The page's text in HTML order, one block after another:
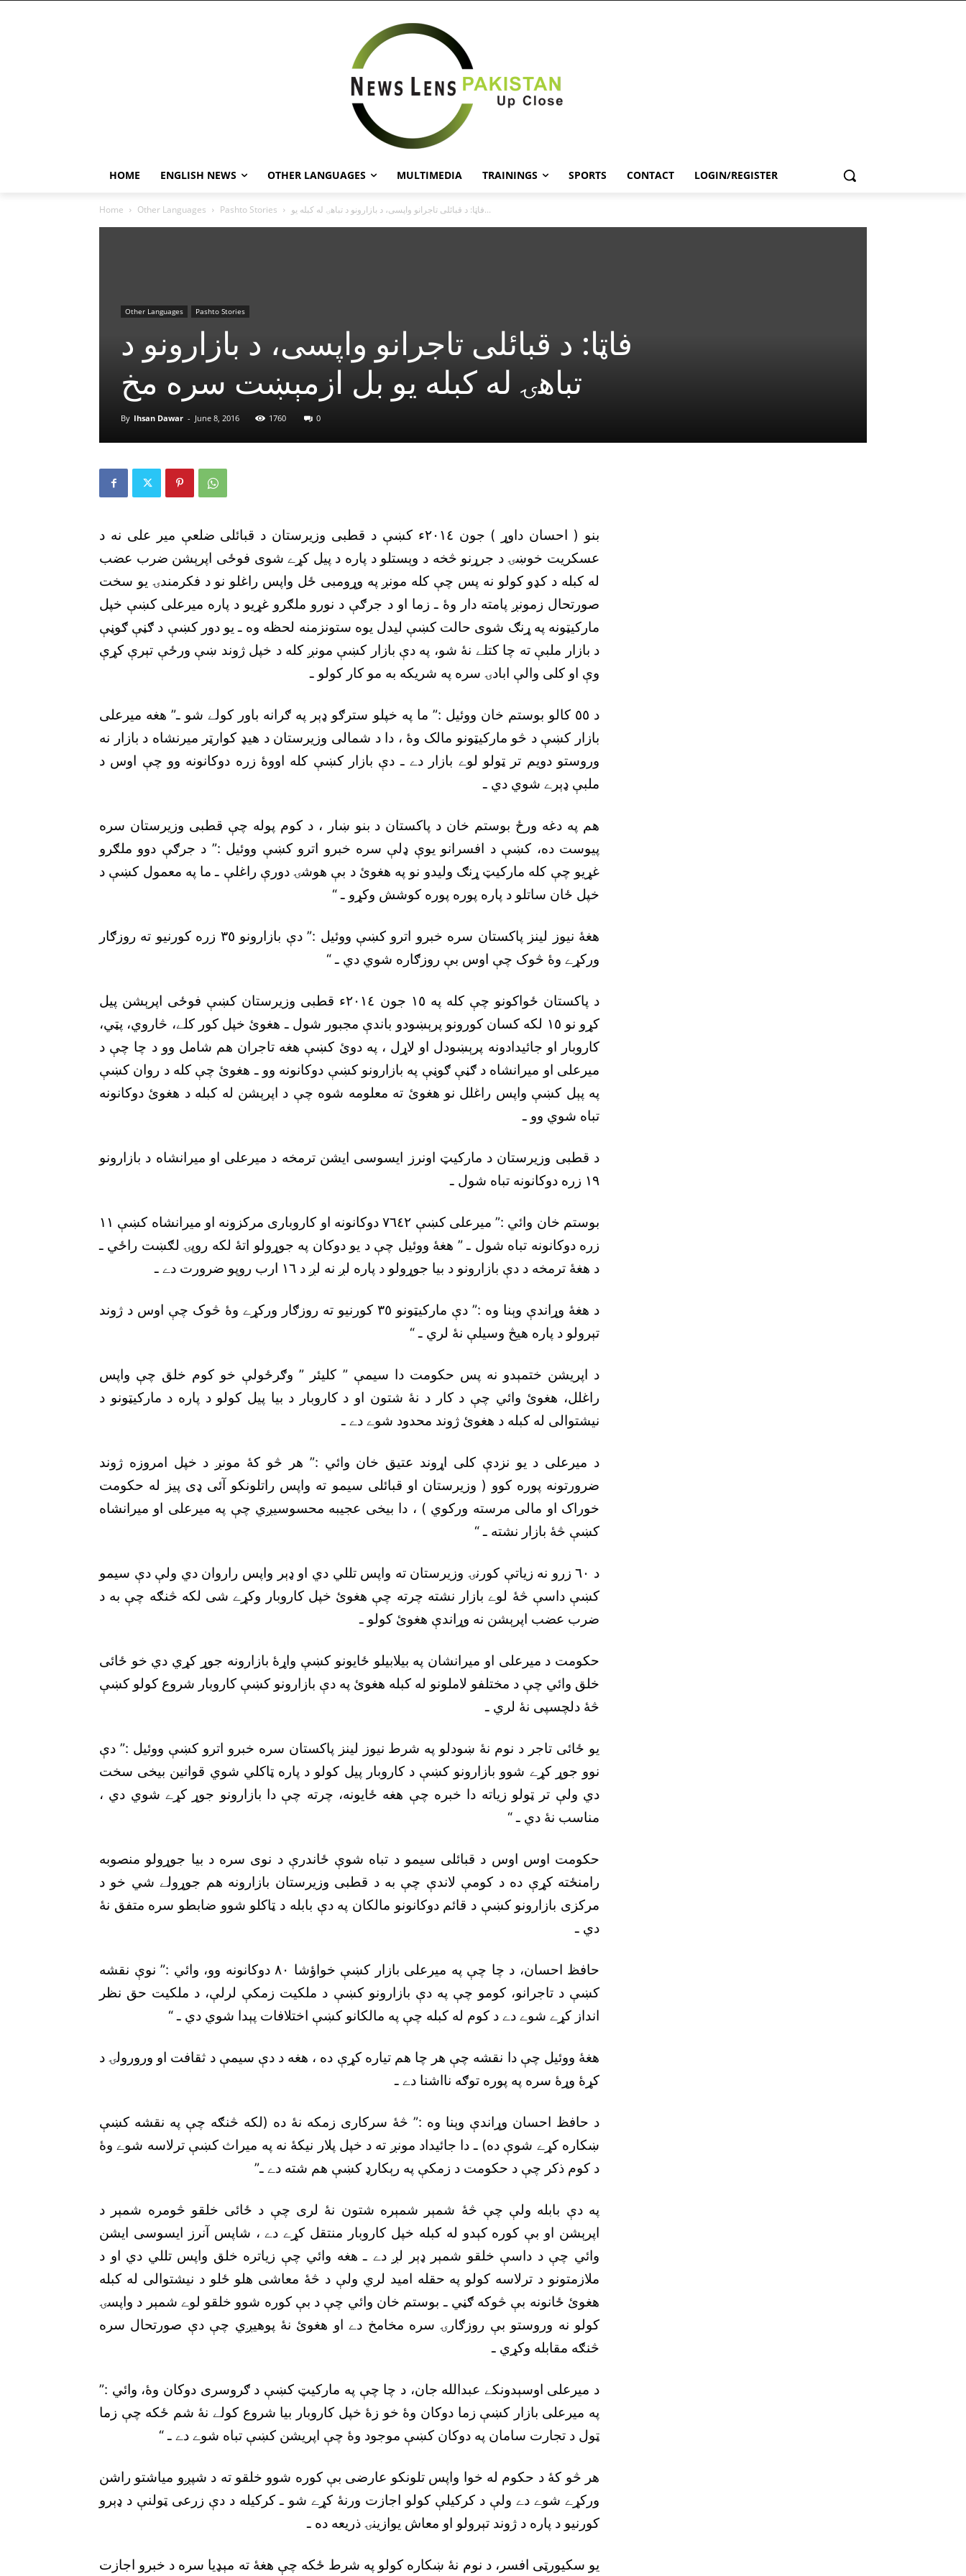
HOME ENGLISH NEWS OTHER LANGUAGES MULTIMEDIA TRAININGS SPORTS CONTACT LOGIN/REGISTER
Home Other Languages Pashto Stories فاټا: د قبائلى تاجرانو واپسى، د بازارونو د تباهۍ له کبله يو...
Other Languages Pashto Stories
فاټا: د قبائلى تاجرانو واپسى، د بازارونو د
تباهۍ له کبله يو بل ازمېښت سره مخ
By Ihsan Dawar - June 8, 2016 1760 0
بنو ( احسان داوړ ) جون ٢٠١٤ء کښې د قطبى وزيرستان د قبائلى ضلعې مير على نه د
عسکريت خوښۍ د جرړنو څخه د وېستلو د پاره د پيل کړے شوى فوځى اپرېشن ضرب عضب
له کبله د کډو کولو نه پس چې کله مونږ په وړومبى ځل واپس راغلو نو د فکرمندۍ يو سخت
صورتحال زمونږ پامته دار وۀ ـ زما او د جرګې د نورو ملګرو غړيو د پاره ميرعلى کښې خپل
مارکيټونه په ړنګ شوى حالت کښې ليدل يوه ستونزمنه لحظه وه ـ يو دور کښې د ګڼې ګوڼې
د بازار ملبې ته چا کتلے نۀ شو، په دې بازار کښې مونږ کله د خپل ژوند ښې ورځې تېرې کړې
وې او کلى والې ابادۍ سره په شريکه به مو کار کولو ـ
د ٥٥ کالو بوستم خان ووئيل :” ما په خپلو سترګو ډېر په ګرانه باور کولے شو ـ” هغه ميرعلى
بازار کښې د څو مارکيټونو مالک وۀ ، دا د شمالى وزيرستان د هيډ کوارټر ميرنشاه د بازار نه
وروستو دويم تر ټولو لوے بازار دے ـ دې بازار کښې کله اووۀ زره دوکانونه وو چې اوس د
ملبې ډېرے شوي دي ـ
هم په دغه ورځ بوستم خان د پاکستان د بنو ښار ، د کوم پوله چې قطبى وزيرستان سره
پيوست ده، کښې د افسرانو يوې ډلې سره خبرو اترو کښې ووئيل :” د جرګې دوو ملګرو
غړيو چې کله مارکيټ ړنګ وليدو نو په هغوئ د بې هوشۍ دورې راغلې ـ ما په معمول کښې د
خپل ځان ساتلو د پاره پوره پوره کوشش وکړو ـ “
هغۀ نيوز لينز پاکستان سره خبرو اترو کښې ووئيل :” دې بازارونو ٣٥ زره کورنيو ته روزګار
ورکړے وۀ څوک چې اوس بې روزګاره شوي دي ـ “
د پاکستان ځواکونو چې کله په ١٥ جون ٢٠١٤ء قطبى وزيرستان کښې فوځى اپرېشن پيل
کړو نو ١٥ لکه کسان کورونو پرېښودو باندې مجبور شول ـ هغوئ خپل کور کلے، څاروي، پټي،
کاروبار او جائيدادونه پرېښودل او لاړل ، په دوئ کښې هغه تاجران هم شامل وو د چا چې د
ميرعلى او ميرانشاه د ګڼې ګوڼې په بازارونو کښې دوکانونه وو ـ هغوئ چې کله د روان کښې
په پېل کښې واپس راغلل نو هغوئ ته معلومه شوه چې د اپرېشن له کبله د هغوئ دوکانونه
تباه شوي وو ـ
د قطبى وزيرستان د مارکيټ اونرز ايسوسى ايشن ترمخه د ميرعلى او ميرانشاه د بازارونو
١٩ زره دوکانونه تباه شول ـ
بوستم خان وائي :” ميرعلى کښې ٧٦٤٢ دوکانونه او کاروبارى مرکزونه او ميرانشاه کښې ١١
زره دوکانونه تباه شول ـ ” هغۀ ووئيل چې د يو دوکان په جوړولو اتۀ لکه روپۍ لګښت راځي ـ
د هغۀ ترمخه د دې بازارونو د بيا جوړولو د پاره لږ نه لږ د ١٦ ارب روپو ضرورت دے ـ
د هغۀ وړاندې وېنا وه :” دې مارکيټونو ٣٥ کورنيو ته روزګار ورکړے وۀ څوک چې اوس د ژوند
تېرولو د پاره هيڅ وسيلې نۀ لري ـ “
د اپريشن ختمېدو نه پس حکومت دا سيمې ” کليئر ” وګرځولې خو کوم خلق چې واپس
راغلل، هغوئ وائي چې د کار د نۀ شتون او د کاروبار د بيا پيل کولو د پاره د مارکيټونو د
نيشتوالى له کبله د هغوئ ژوند محدود شوے دے ـ
د ميرعلى د يو نزدې کلى اړوند عتيق خان وائي :” هر څو کۀ مونږ د خپل امروزه ژوند
ضرورتونه پوره کوو ( وزيرستان او قبائلى سيمو ته واپس راتلونکو آئى ډى پيز له حکومت
خوراک او مالى مرسته ورکوي ) ، دا بيخى عجيبه محسوسيږي چې په ميرعلى او ميرانشاه
کښې څۀ بازار نشته ـ “
د ٦٠ زرو نه زياتې کورنۍ وزيرستان ته واپس تللي دي او ډېر واپس راروان دي ولې دې سيمو
کښې داسې څۀ لوے بازار نشته چرته چې هغوئ خپل کاروبار وکړے شى لکه څنګه چې به د
ضرب عضب اپرېشن نه وړاندې هغوئ کولو ـ
حکومت د ميرعلى او ميرانشان په بيلابيلو ځايونو کښې واړۀ بازارونه جوړ کړي دي خو ځائى
خلق وائي چې د مختلفو لاملونو له کبله هغوئ په دې بازارونو کښې کاروبار شروع کولو کښې
څۀ دلچسپى نۀ لري ـ
يو ځائى تاجر د نوم نۀ ښودلو په شرط نيوز لينز پاکستان سره خبرو اترو کښې ووئيل :” دې
نوو جوړ کړے شوو بازارونو کښې د کاروبار پيل کولو د پاره ټاکلي شوي قوانين بيخى سخت
دي ولې تر ټولو زياته دا خبره چې هغه ځايونه، چرته چې دا بازارونو جوړ کړے شوي دي ،
مناسب نۀ دي ـ “
حکومت اوس اوس د قبائلى سيمو د تباه شوې ځاندرې د نوى سره د بيا جوړولو منصوبه
رامنځته کړې ده د کومې لاندې چې به د قطبى وزيرستان بازارونه هم جوړولے شي خو د
مرکزى بازارونو کښې د قائم دوکانونو مالکان په دې بابله د ټاکلو شوو ضابطو سره متفق نۀ
دي ـ
حافظ احسان، د چا چې په ميرعلى بازار کښې خواؤشا ٨٠ دوکانونه وو، وائي :” نوې نقشه
کښې د تاجرانو، کومو چې په دې بازارونو کښې د ملکيت زمکې لرلې، د ملکيت حق نظر
انداز کړے شوے دے د کوم له کبله چې په مالکانو کښې اختلافات پېدا شوي دي ـ “
هغۀ ووئيل چې دا نقشه چې هر چا هم تياره کړې ده ، هغه د دې سيمې د ثقافت او ورورولۍ د
کړۀ وړۀ سره په پوره توګه نااشنا دے ـ
د حافظ احسان وړاندې وېنا وه :” څۀ سرکارى زمکه نۀ ده (لکه څنګه چې په نقشه کښې
ښکاره کړے شوې ده) ـ دا جائيداد مونږ ته د خپل پلار نيکۀ نه په ميراث کښې ترلاسه شوے وۀ
د کوم ذکر چې د حکومت د زمکې په رېکارډ کښې هم شته دے ـ”
په دې بابله ولې چې څۀ شمېر شمېره شتون نۀ لرى چې د ځائى خلقو څومره شمېر د
اپرېشن او بې کوره کېدو له کبله خپل کاروبار منتقل کړے دے ، شاپس آنرز ايسوسى ايشن
وائي چې د داسې خلقو شمېر ډېر لږ دے ـ هغه وائي چې زياتره خلق واپس تللي دي او د
ملازمتونو د ترلاسه کولو په حقله اميد لري ولې د څۀ معاشى هلو ځلو د نيشتوالى له کبله
هغوئ ځانونه بې څوکه ګڼي ـ بوستم خان وائي چې د بې کوره شوو خلقو لوے شمېر د واپسۍ
کولو نه وروستو بې روزګارۍ سره مخامخ دے او هغوئ نۀ پوهيږي چې دې صورتحال سره
څنګه مقابله وکړي ـ
د ميرعلى اوسېدونکے عبدالله جان، د چا چې په مارکيټ کښې د ګروسرى دوکان وۀ، وائي :”
په ميرعلى بازار کښې زما دوکان وۀ خو زۀ خپل کاروبار بيا شروع کولے نۀ شم ځکه چې زما
ټول د تجارت سامان په دوکان کښې موجود وۀ چې اپريشن کښې تباه شوے دے ـ “
هر څو کۀ د حکوم له خوا واپس تلونکو عارضى بې کوره شوو خلقو ته د شپږو مياشتو راشن
ورکړے شوے دے ولې د کرکيلې کولو اجازت ورنۀ کړے شو ـ کرکيله د دې زرعى ټولنې د ډېرو
کورنيو د پاره د ژوند تېرولو او معاش يوازينۍ ذريعه ده ـ
يو سکيورټى افسر، د نوم نۀ ښکاره کولو په شرط ځکه چې هغۀ ته مېډيا سره د خبرو اجازت